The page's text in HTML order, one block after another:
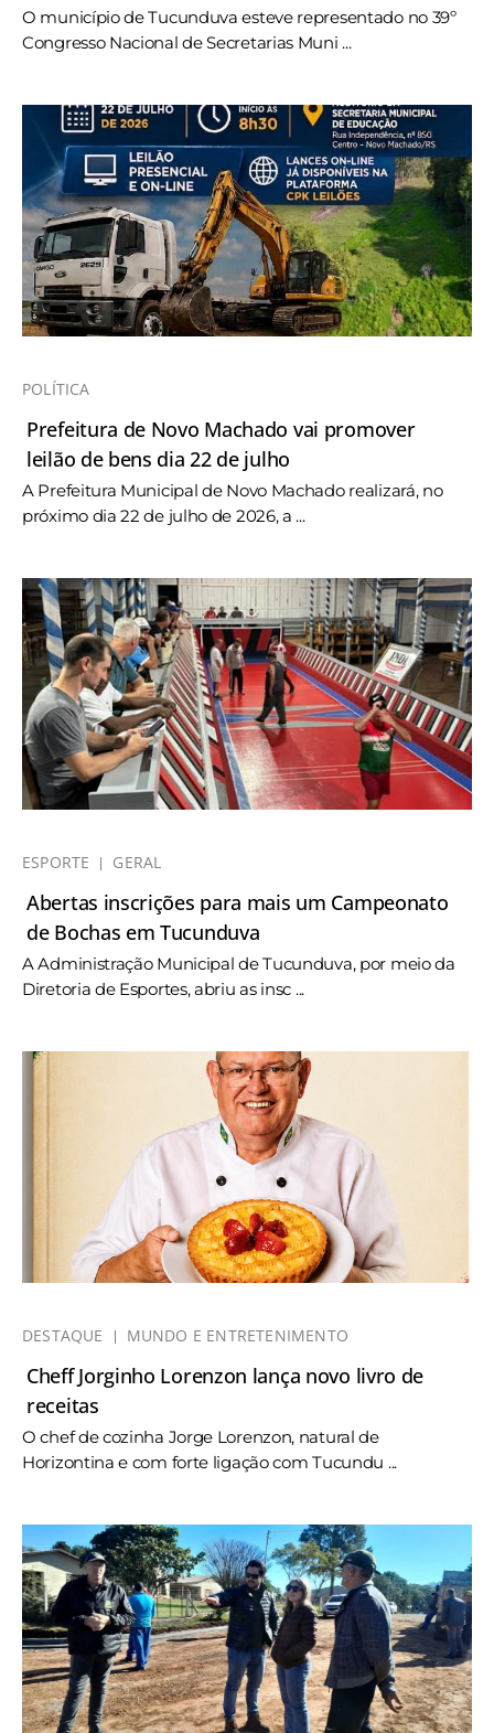
O município de Tucunduva esteve representado no 39º
Congresso Nacional de Secretarias Muni ...
POLÍTICA
Prefeitura de Novo Machado vai promover
leilão de bens dia 22 de julho
A Prefeitura Municipal de Novo Machado realizará, no
próximo dia 22 de julho de 2026, a ...
ESPORTE GERAL
Abertas inscrições para mais um Campeonato
de Bochas em Tucunduva
A Administração Municipal de Tucunduva, por meio da
Diretoria de Esportes, abriu as insc ...
DESTAQUE MUNDO E ENTRETENIMENTO
Cheff Jorginho Lorenzon lança novo livro de
receitas
O chef de cozinha Jorge Lorenzon, natural de
Horizontina e com forte ligação com Tucundu ...